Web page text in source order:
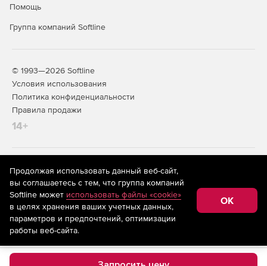
Помощь
Группа компаний Softline
© 1993—2026 Softline
Условия использования
Политика конфиденциальности
Правила продажи
14+
На информационном ресурсе store.softline.ru применяются
рекомендательные технологии
(информационные технологии
предоставления информации на основе сбора,
систематизации и анализа сведений, относящихся к
предпочтениям пользователей сети «Интернет»,
находящихся на территории Российской Федерации)
Продолжая использовать данный веб-сайт,
вы соглашаетесь с тем, что группа компаний
Softline может использовать файлы «cookie»
в целях хранения ваших учетных данных,
параметров и предпочтений, оптимизации
работы веб-сайта.
OK